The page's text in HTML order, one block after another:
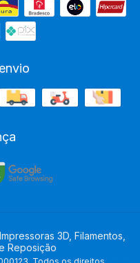
3D, Filamentos,
Reposição